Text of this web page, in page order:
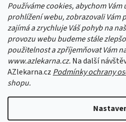
Používáme cookies, abychom
prohlížení webu, zobrazovali Vám
zajímá a zrychluje Váš pohyb na
provozu webu budeme stále
použitelnost a zpříjemňovat Vám
www.azlekarna.cz. Na další
AZlekarna.cz Podmínky ochrany
shopu.
Vložením e-mailu souhlasíte s
PŘIHLÁSIT SE
. Všechna
cookies